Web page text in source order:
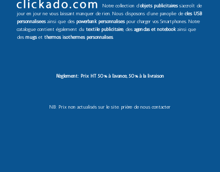
Notre collection d’objets publicitairess’accroît de
jour en jour ne vous laissant manquer de rien. Nous disposons d’une panoplie de clés USB
personnaliséesainsi que des powerbank personnaliséspour charger vos Smartphones. Notre
catalogue contient également du textile publicitaire, des agendas et notebookainsi que
des mugset thermos isothermes personnalisés.
Règlement: Prix HT 50% à l’avance, 50% à la livraison
NB: Prix non actualisés sur le site. prière de nous contacter